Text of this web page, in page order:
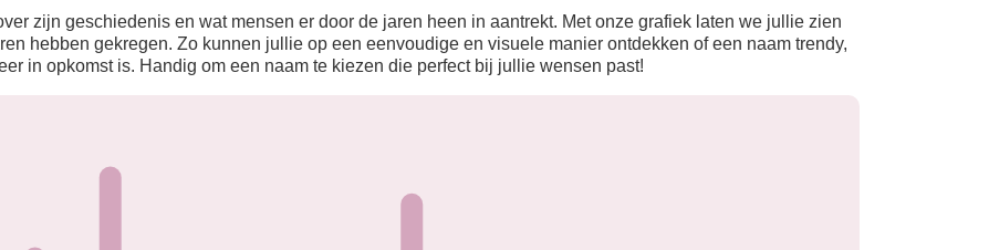
zijn geschiedenis en wat mensen er door de jaren heen in aantrekt. Met onze grafiek laten we jullie zien
hebben gekregen. Zo kunnen jullie op een eenvoudige en visuele manier ontdekken of een naam trendy,
in opkomst is. Handig om een naam te kiezen die perfect bij jullie wensen past!